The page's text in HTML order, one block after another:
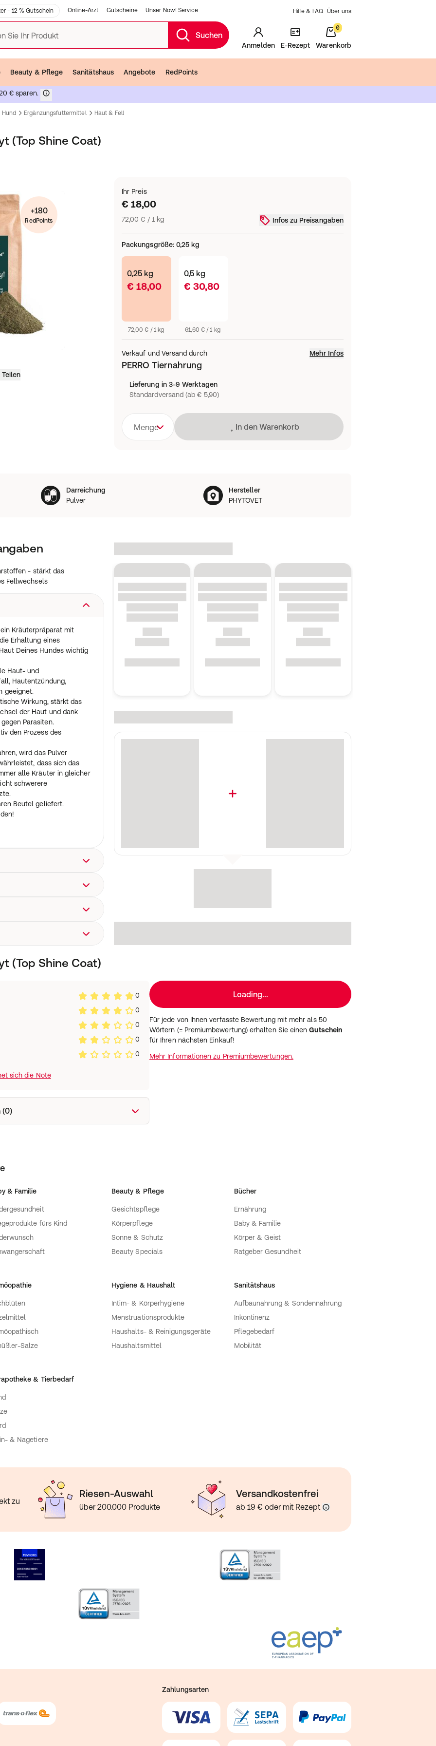
- 12 % Gutschein Online-Arzt Gutscheine Unser Now! Service Hilfe & FAQ Über uns
Sie Ihr Produkt Suchen
Anmelden E-Rezept
0
Warenkorb
Beauty & Pflege Sanitätshaus Angebote RedPoints
€ sparen.
Hund Ergänzungsfuttermittel Haut & Fell
(Top Shine Coat)
+180
RedPoints
Teilen
Ihr Preis
€ 18,00
72,00 € / 1 kg Infos zu Preisangaben
Packungsgröße:0,25 kg
0,25 kg
€ 18,00
72,00 € / 1 kg
0,5 kg
€ 30,80
61,60 € / 1 kg
Verkauf und Versand durch Mehr Infos
PERRO Tiernahrung
Lieferung in 3-9 Werktagen
Standardversand (ab € 5,90)
Menge Lädt
In den Warenkorb
Darreichung
Pulver
Hersteller
PHYTOVET
- stärkt das
Fellwechsels
Kräuterpräparat mit
Erhaltung eines
Deines Hundes wichtig
Haut- und
Hautentzündung,
geeignet.
Wirkung, stärkt das
der Haut und dank
Parasiten.
den Prozess des
wird das Pulver
dass sich das
alle Kräuter in gleicher
schwerere
Beutel geliefert.
Labkraut,
(Top Shine Coat)
0
0
0
0
0
sich die Note
(0)
Loading...
Für jede von Ihnen verfasste Bewertung mit mehr als 50
Wörtern (= Premiumbewertung) erhalten Sie einenGutschein
für Ihren nächsten Einkauf!
Mehr Informationen zu Premiumbewertungen.
& Familie
fürs Kind
Beauty & Pflege
Gesichtspflege
Körperpflege
Sonne & Schutz
Beauty Specials
Bücher
Ernährung
Baby & Familie
Körper & Geist
Ratgeber Gesundheit
Salze
Hygiene & Haushalt
Intim- & Körperhygiene
Menstruationsprodukte
Haushalts- & Reinigungsgeräte
Haushaltsmittel
Sanitätshaus
Aufbaunahrung & Sondennahrung
Inkontinenz
Pflegebedarf
Mobilität
& Tierbedarf
& Nagetiere
zu
Riesen-Auswahl
über 200.000 Produkte
Versandkostenfrei
ab 19 € oder mit Rezept
Zahlungsarten